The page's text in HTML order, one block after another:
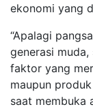
ekonomi yang
“Apalagi
generasi
faktor yang
maupun
saat membuka